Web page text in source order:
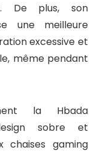
De plus, son
une meilleure
excessive et
même pendant
la Hbada
sobre et
chaises gaming